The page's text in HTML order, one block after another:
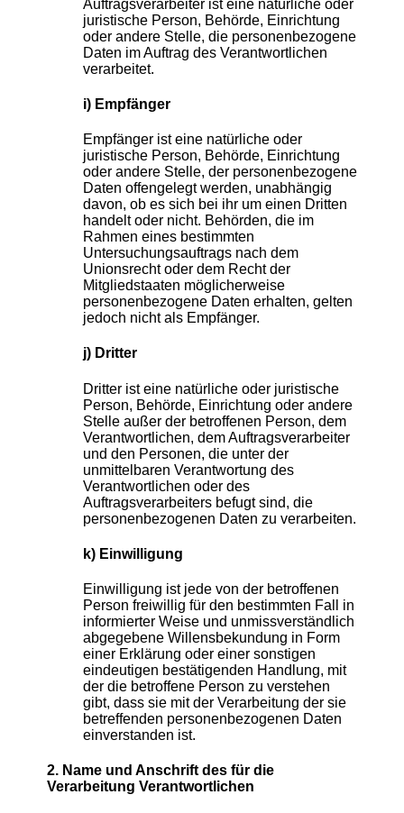
Auftragsverarbeiter ist eine natürliche oder
juristische Person, Behörde, Einrichtung
oder andere Stelle, die personenbezogene
Daten im Auftrag des Verantwortlichen
verarbeitet.
i) Empfänger
Empfänger ist eine natürliche oder
juristische Person, Behörde, Einrichtung
oder andere Stelle, der personenbezogene
Daten offengelegt werden, unabhängig
davon, ob es sich bei ihr um einen Dritten
handelt oder nicht. Behörden, die im
Rahmen eines bestimmten
Untersuchungsauftrags nach dem
Unionsrecht oder dem Recht der
Mitgliedstaaten möglicherweise
personenbezogene Daten erhalten, gelten
jedoch nicht als Empfänger.
j) Dritter
Dritter ist eine natürliche oder juristische
Person, Behörde, Einrichtung oder andere
Stelle außer der betroffenen Person, dem
Verantwortlichen, dem Auftragsverarbeiter
und den Personen, die unter der
unmittelbaren Verantwortung des
Verantwortlichen oder des
Auftragsverarbeiters befugt sind, die
personenbezogenen Daten zu verarbeiten.
k) Einwilligung
Einwilligung ist jede von der betroffenen
Person freiwillig für den bestimmten Fall in
informierter Weise und unmissverständlich
abgegebene Willensbekundung in Form
einer Erklärung oder einer sonstigen
eindeutigen bestätigenden Handlung, mit
der die betroffene Person zu verstehen
gibt, dass sie mit der Verarbeitung der sie
betreffenden personenbezogenen Daten
einverstanden ist.
2. Name und Anschrift des für die
Verarbeitung Verantwortlichen